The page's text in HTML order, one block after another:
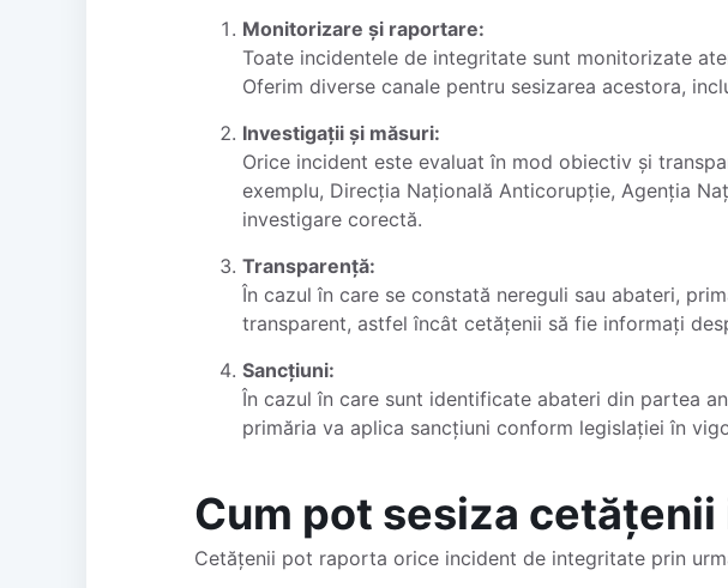
Monitorizare și raportare:
Toate incidentele de integritate sunt monitorizate
Oferim diverse canale pentru sesizarea acestora,
Investigații și măsuri:
Orice incident este evaluat în mod obiectiv și
exemplu, Direcția Națională Anticorupție, Agenția
investigare corectă.
Transparență:
În cazul în care se constată nereguli sau abateri,
transparent, astfel încât cetățenii să fie informați
Sancțiuni:
În cazul în care sunt identificate abateri din partea
primăria va aplica sancțiuni conform legislației în
Cum pot sesiza
Cetățenii pot raporta orice incident de integritate prin